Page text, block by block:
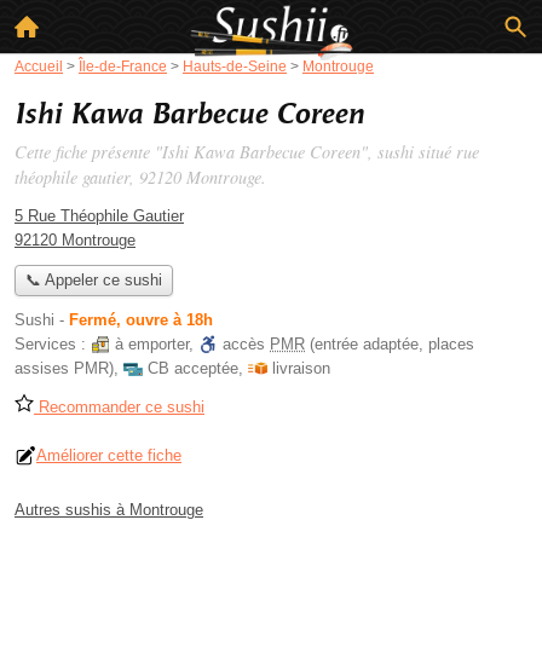
Accueil > Île-de-France > Hauts-de-Seine > Montrouge
Ishi Kawa Barbecue Coreen
Cette fiche présente "Ishi Kawa Barbecue Coreen", sushi situé rue
théophile gautier, 92120 Montrouge.
5 Rue Théophile Gautier
92120 Montrouge
📞 Appeler ce sushi
Sushi - Fermé, ouvre à 18h
Services :
à emporter, accès PMR (entrée adaptée, places
assises PMR), CB acceptée, livraison
Recommander ce sushi
Améliorer cette fiche
Autres sushis à Montrouge